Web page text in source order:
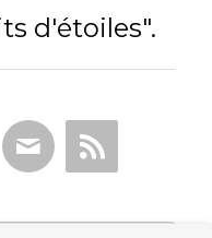
d'étoiles".